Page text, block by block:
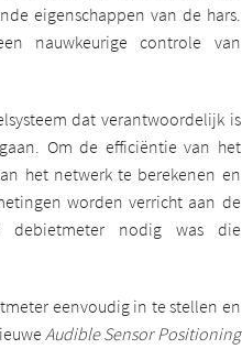
eigenschappen van de hars.
nauwkeurige controle van
dat verantwoordelijk is
Om de efficiëntie van het
het netwerk te berekenen en
worden verricht aan de
debietmeter nodig was die
eenvoudig in te stellen en
Audible Sensor Positioning